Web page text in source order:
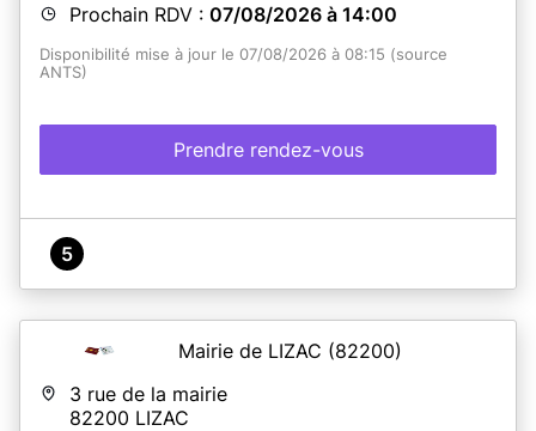
Prochain RDV : 07/08/2026 à 14:00
Disponibilité mise à jour le 07/08/2026 à 08:15 (source
ANTS)
Prendre rendez-vous
5
Mairie de LIZAC (82200)
3 rue de la mairie
82200 LIZAC